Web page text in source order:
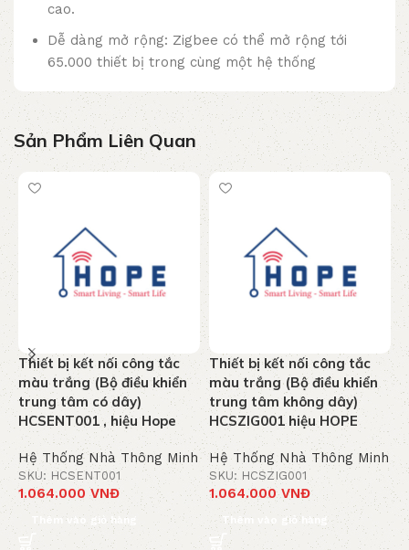
cao.
Dễ dàng mở rộng: Zigbee có thể mở rộng tới
65.000 thiết bị trong cùng một hệ thống
Sản Phẩm Liên Quan
Thiết bị kết nối công tắc
màu trắng (Bộ điều khiển
trung tâm có dây)
HCSENT001 , hiệu Hope
Hệ Thống Nhà Thông Minh
SKU: HCSENT001
1.064.000VNĐ
Thêm vào giỏ hàng
Thiết bị kết nối công tắc
màu trắng (Bộ điều khiển
trung tâm không dây)
HCSZIG001 hiệu HOPE
Hệ Thống Nhà Thông Minh
SKU: HCSZIG001
1.064.000VNĐ
Thêm vào giỏ hàng